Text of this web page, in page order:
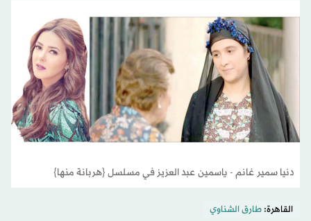
دنيا سمير غانم - ياسمين عبد العزيز في مسلسل {هربانة منها}
القاهرة:طارق الشناوي